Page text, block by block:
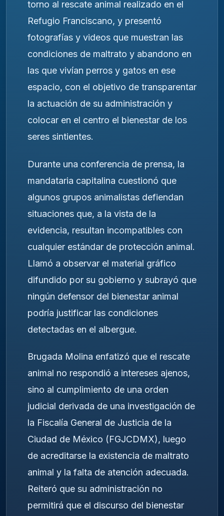
torno al rescate animal realizado en el
Refugio Franciscano, y presentó
fotografías y videos que muestran las
condiciones de maltrato y abandono en
las que vivían perros y gatos en ese
espacio, con el objetivo de transparentar
la actuación de su administración y
colocar en el centro el bienestar de los
seres sintientes.
Durante una conferencia de prensa, la
mandataria capitalina cuestionó que
algunos grupos animalistas defiendan
situaciones que, a la vista de la
evidencia, resultan incompatibles con
cualquier estándar de protección animal.
Llamó a observar el material gráfico
difundido por su gobierno y subrayó que
ningún defensor del bienestar animal
podría justificar las condiciones
detectadas en el albergue.
Brugada Molina enfatizó que el rescate
animal no respondió a intereses ajenos,
sino al cumplimiento de una orden
judicial derivada de una investigación de
la Fiscalía General de Justicia de la
Ciudad de México (FGJCDMX), luego
de acreditarse la existencia de maltrato
animal y la falta de atención adecuada.
Reiteró que su administración no
permitirá que el discurso del bienestar